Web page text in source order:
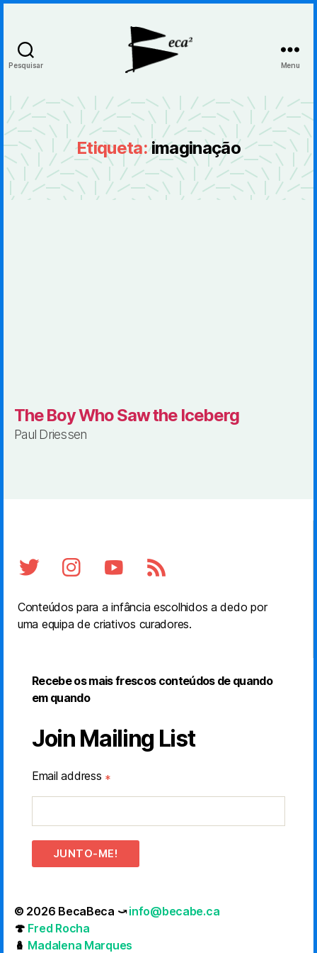
Pesquisar Menu
Etiqueta:imaginação
The Boy Who Saw the Iceberg
Paul Driessen
Conteúdos para a infância escolhidos a dedo por
uma equipa de criativos curadores.
Recebe os mais frescos conteúdos de quando
em quando
Join Mailing List
Email address *
JUNTO-ME!
© 2026 BecaBeca ⤻info@becabe.ca
🍄 Fred Rocha
🪆 Madalena Marques